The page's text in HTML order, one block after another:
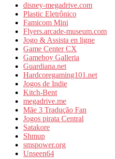
disney-megadrive.com
Plastic Eletrônico
Famicom Mini
Flyers.arcade-museum.com
Jogo & Assista en ligne
Game Center CX
Gameboy Galleria
Guardiana.net
Hardcoregaming101.net
Jogos de Indie
Kitch-Bent
megadrive.me
Mãe 3 Tradução Fan
Jogos pirata Central
Satakore
Shmup
smspower.org
Unseen64